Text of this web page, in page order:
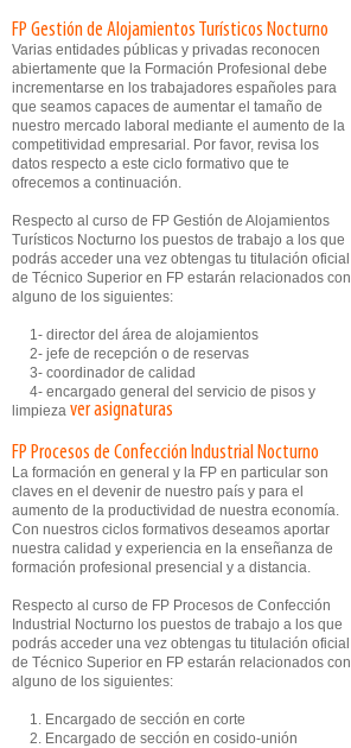
FP Gestión de Alojamientos Turísticos Nocturno
Varias entidades públicas y privadas reconocen
abiertamente que la Formación Profesional debe
incrementarse en los trabajadores españoles para
que seamos capaces de aumentar el tamaño de
nuestro mercado laboral mediante el aumento de la
competitividad empresarial. Por favor, revisa los
datos respecto a este ciclo formativo que te
ofrecemos a continuación.
Respecto al curso de FP Gestión de Alojamientos
Turísticos Nocturno los puestos de trabajo a los que
podrás acceder una vez obtengas tu titulación oficial
de Técnico Superior en FP estarán relacionados con
alguno de los siguientes:
1- director del área de alojamientos
2- jefe de recepción o de reservas
3- coordinador de calidad
4- encargado general del servicio de pisos y
limpieza ver asignaturas
FP Procesos de Confección Industrial Nocturno
La formación en general y la FP en particular son
claves en el devenir de nuestro país y para el
aumento de la productividad de nuestra economía.
Con nuestros ciclos formativos deseamos aportar
nuestra calidad y experiencia en la enseñanza de
formación profesional presencial y a distancia.
Respecto al curso de FP Procesos de Confección
Industrial Nocturno los puestos de trabajo a los que
podrás acceder una vez obtengas tu titulación oficial
de Técnico Superior en FP estarán relacionados con
alguno de los siguientes:
1. Encargado de sección en corte
2. Encargado de sección en cosido-unión